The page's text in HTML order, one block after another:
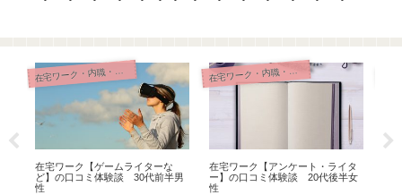
在 宅ワーク・内職・リモート
在宅ワーク【ゲームライターな
ど】の口コミ体験談 30代前半男
性
在 宅ワーク・内職・リモート
在宅ワーク【アンケート・ライタ
ー】の口コミ体験談 20代後半女
性